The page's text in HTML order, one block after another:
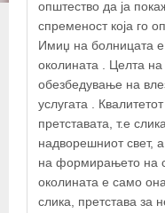
општество да ја
спременост која го
Имиџ на болницата
околината . Целта на
обезбедување на
услугата .
претставата, т.е
надворешниот свет,
на формирањето на
околината е само
слика, претстава за